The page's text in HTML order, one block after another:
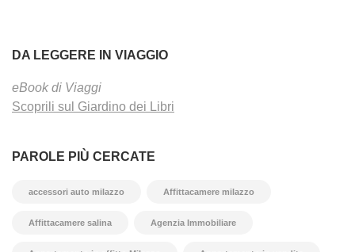
DA LEGGERE IN VIAGGIO
eBook di Viaggi
Scoprili sul Giardino dei Libri
PAROLE PIÙ CERCATE
accessori auto milazzo Affittacamere milazzo
Affittacamere salina Agenzia Immobiliare